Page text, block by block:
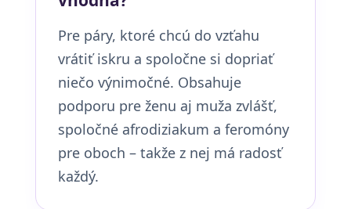
Pre páry, ktoré chcú do vzťahu
vrátiť iskru a spoločne si dopriať
niečo výnimočné. Obsahuje
podporu pre ženu aj muža zvlášť,
spoločné afrodiziakum a feromóny
pre oboch – takže z nej má radosť
každý.